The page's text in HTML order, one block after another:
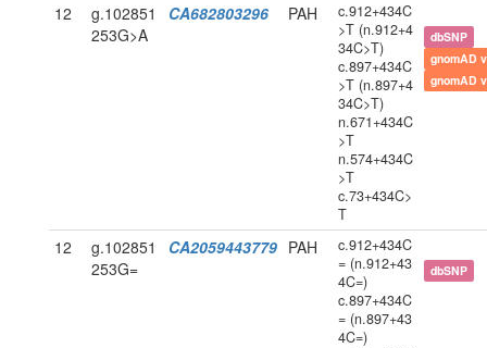
12
g.102851
253G>A
CA682803296 PAH
c.912+434C
>T (n.912+4
34C>T)
c.897+434C
>T (n.897+4
34C>T)
n.671+434C
>T
n.574+434C
>T
c.73+434C>
T
dbSNP
gnomAD
gnomAD
12
g.102851
253G=
CA2059443779 PAH
c.912+434C
= (n.912+43
4C=)
c.897+434C
= (n.897+43
4C=)
dbSNP